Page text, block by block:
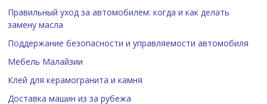
Правильный уход за автомобилем: когда и как делать
замену масла
Поддержание безопасности и управляемости автомобиля
Мебель Малайзии
Клей для керамогранита и камня
Доставка машин из за рубежа